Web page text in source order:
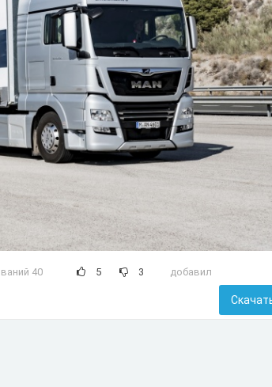
40 5 3
добавил